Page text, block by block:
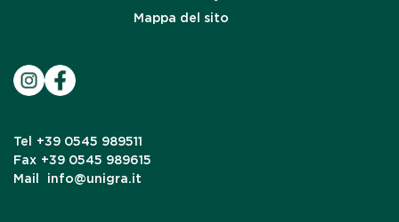
Mappa del sito
Tel
+39 0545 989511
Fax +39 0545 989615
Mail
info@unigra.it